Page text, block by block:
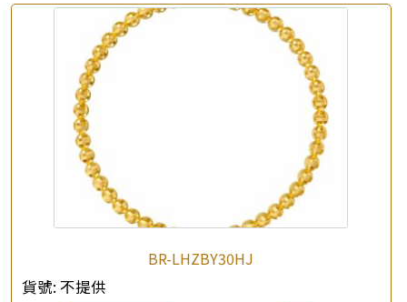
e-mail
*
查詢以下產品
BR-LHZBY30HJ
貨號: 不提供